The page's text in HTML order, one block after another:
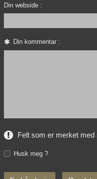
Din webside :
Din kommentar :
Felt som er merket
Husk meg ?